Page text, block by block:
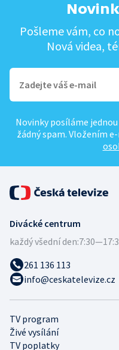
Pošleme vám, co
Nová videa,
Novinky posíláme
žádný spam. Vložením